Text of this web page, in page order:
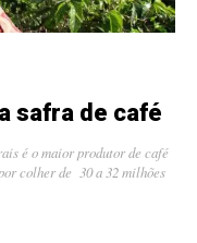
safra de café
é o maior produtor de café
colher de 30 a 32 milhões